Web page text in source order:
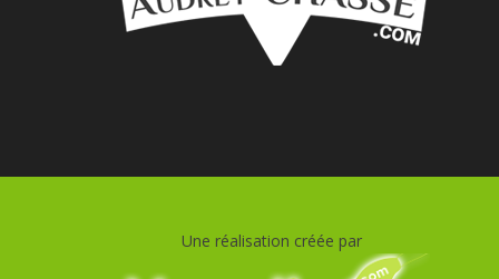
Une réalisation créée par